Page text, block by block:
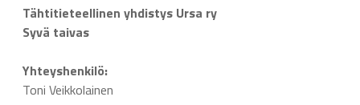
Tähtitieteellinen yhdistys Ursa ry
Syvä taivas
Yhteyshenkilö:
Toni Veikkolainen